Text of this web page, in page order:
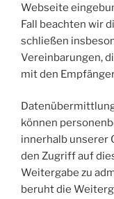
Webseite
Fall beachten wir
schließen
Vereinbarungen,
mit den
können
innerhalb unserer
den Zugriff auf
Weitergabe zu
beruht die